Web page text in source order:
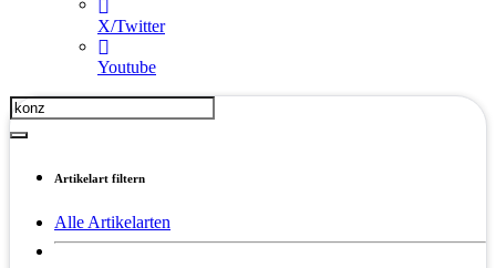
X/Twitter
Youtube
Artikelart filtern
Alle Artikelarten